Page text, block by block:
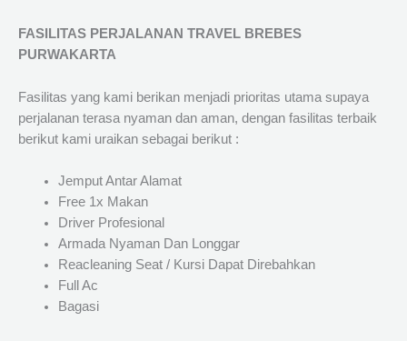
FASILITAS PERJALANAN TRAVEL BREBES
PURWAKARTA
Fasilitas yang kami berikan menjadi prioritas utama supaya
perjalanan terasa nyaman dan aman, dengan fasilitas terbaik
berikut kami uraikan sebagai berikut :
Jemput Antar Alamat
Free 1x Makan
Driver Profesional
Armada Nyaman Dan Longgar
Reacleaning Seat / Kursi Dapat Direbahkan
Full Ac
Bagasi